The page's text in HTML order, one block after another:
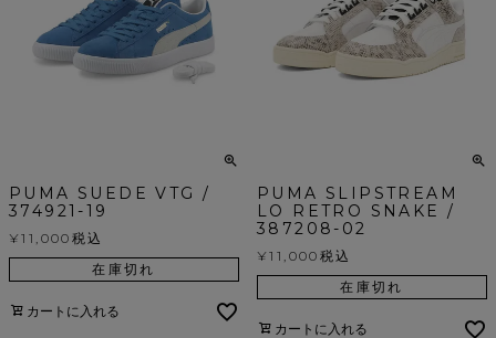
PUMA SUEDE VTG /
374921-19
¥11,000 税込
在庫切れ
カートに入れる
PUMA SLIPSTREAM
LO RETRO SNAKE /
387208-02
¥11,000 税込
在庫切れ
カートに入れる